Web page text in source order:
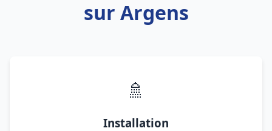
sur Argens
🚿
Installation